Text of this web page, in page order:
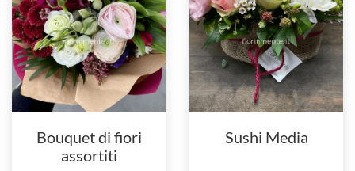
Bouquet di fiori
assortiti
Sushi Media